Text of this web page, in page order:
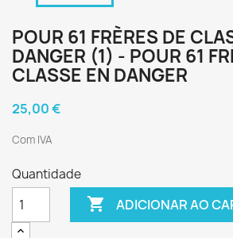
POUR 61 FRÈRES DE
DANGER (1) - POUR 61
CLASSE EN DANGER
25,00 €
Com IVA
Quantidade
 ADICIONAR AO